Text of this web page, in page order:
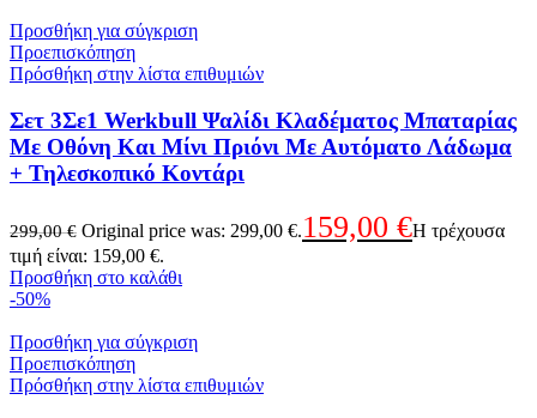
Προσθήκη για σύγκριση
Προεπισκόπηση
Πρόσθήκη στην λίστα επιθυμιών
Σετ 3Σε1 Werkbull Ψαλίδι Κλαδέματος Μπαταρίας
Με Οθόνη Και Μίνι Πριόνι Με Αυτόματο Λάδωμα
+ Τηλεσκοπικό Κοντάρι
299,00€ Original price was: 299,00 €.159,00 €Η τρέχουσα
τιμή είναι: 159,00 €.
Προσθήκη στο καλάθι
-50%
Προσθήκη για σύγκριση
Προεπισκόπηση
Πρόσθήκη στην λίστα επιθυμιών